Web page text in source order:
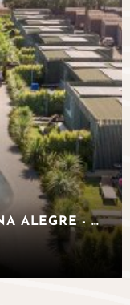
CAMPING RESORT LA BALLENA ALEGRE - GLAMPING COSTA BRAVA